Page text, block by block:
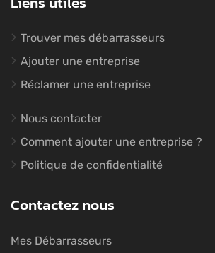
Trouver mes débarrasseurs
Ajouter une entreprise
Réclamer une entreprise
Nous contacter
Comment ajouter une entreprise ?
Politique de confidentialité
Contactez nous
Mes Débarrasseurs